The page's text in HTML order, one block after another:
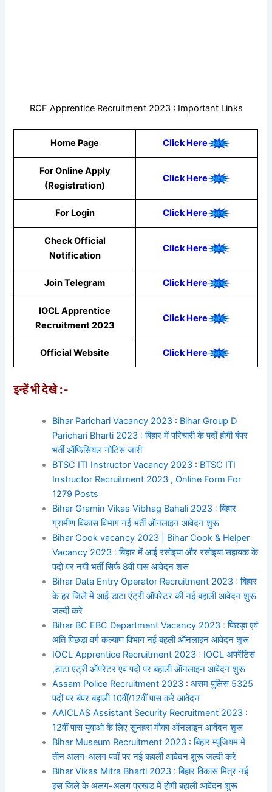
RCF Apprentice Recruitment 2023 : Important Links
Home Page Click Here
For Online Apply
(Registration)
Click Here
For Login Click Here
Check Official
Notification
Click Here
Join Telegram Click Here
IOCL Apprentice
Recruitment 2023
Click Here
Official Website Click Here
इन्हें भी देखे :-
Bihar Parichari Vacancy 2023 : Bihar Group D
Parichari Bharti 2023 : बिहार में परिचारी के पदों होगी बंपर
भर्ती ऑफिसियल नोटिस जारी
BTSC ITI Instructor Vacancy 2023 : BTSC ITI
Instructor Recruitment 2023 , Online Form For
1279 Posts
Bihar Gramin Vikas Vibhag Bahali 2023 : बिहार
ग्रामीण विकास विभाग नई भर्ती ऑनलाइन आवेदन शुरू
Bihar Cook vacancy 2023 | Bihar Cook & Helper
Vacancy 2023 : बिहार में आई रसोइया और रसोइया सहायक के
पदों पर नयी भर्ती सिर्फ 8वी पास आवेदन शरू
Bihar Data Entry Operator Recruitment 2023 : बिहार
के हर जिले में आई डाटा एंट्री ऑपरेटर की नई बहाली आवेदन शुरू
जल्दी करे
Bihar BC EBC Department Vacancy 2023 : पिछड़ा एवं
अति पिछड़ा वर्ग कल्याण विभाग नई बहली ऑनलाइन आवेदन शुरू
IOCL Apprentice Recruitment 2023 : IOCL अपरेंटिस
,डाटा एंट्री ऑपरेटर एवं पदों पर बहाली ऑनलाइन आवेदन शुरू
Assam Police Recruitment 2023 : असम पुलिस 5325
पदों पर बंपर बहाली 10वीं/12वीं पास करे आवेदन
AAICLAS Assistant Security Recruitment 2023 :
12वीं पास युवाओ के लिए सुनहरा मौका ऑनलाइन आवेदन शुरू
Bihar Museum Recruitment 2023 : बिहार म्यूजियम में
तीन अलग-अलग पदों पर नई बहाली आवेदन शुरू जल्दी करे
Bihar Vikas Mitra Bharti 2023 : बिहार विकास मित्र नई
इस जिले के अलग-अलग प्रखंड में होगी बहाली आवेदन शुरू